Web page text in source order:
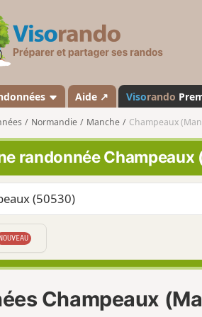
s
a
n
d
o
Aide ↗ Visorando
Normandie Manche Champeaux
randonnée Champeaux
NOUVEAU
Champeaux